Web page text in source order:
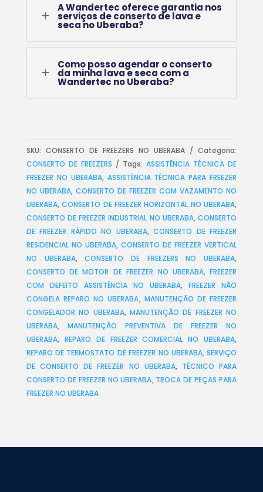
L
A Wandertec oferece garantia nos
serviços de conserto de lava e
seca no Uberaba?
L
Como posso agendar o conserto
da minha lava e seca com a
Wandertec no Uberaba?
SKU: CONSERTO DE FREEZERS NO UBERABA
Categoria:
CONSERTO DE FREEZERS
Tags:ASSISTÊNCIA TÉCNICA DE
FREEZER NO UBERABA, ASSISTÊNCIA TÉCNICA PARA FREEZER
NO UBERABA, CONSERTO DE FREEZER COM VAZAMENTO NO
UBERABA,CONSERTO DE FREEZER HORIZONTAL NO UBERABA,
CONSERTO DE FREEZER INDUSTRIAL NO UBERABA,CONSERTO
DE FREEZER RÁPIDO NO UBERABA,CONSERTO DE FREEZER
RESIDENCIAL NO UBERABA,CONSERTO DE FREEZER VERTICAL
NO UBERABA,CONSERTO DE FREEZERS NO UBERABA,
CONSERTO DE MOTOR DE FREEZER NO UBERABA,FREEZER
COM DEFEITO ASSISTÊNCIA NO UBERABA,FREEZER NÃO
CONGELA REPARO NO UBERABA, MANUTENÇÃO DE FREEZER
CONGELADOR NO UBERABA, MANUTENÇÃO DE FREEZER NO
UBERABA, MANUTENÇÃO PREVENTIVA DE FREEZER NO
UBERABA, REPARO DE FREEZER COMERCIAL NO UBERABA,
REPARO DE TERMOSTATO DE FREEZER NO UBERABA,SERVIÇO
DE CONSERTO DE FREEZER NO UBERABA, TÉCNICO PARA
CONSERTO DE FREEZER NO UBERABA, TROCA DE PEÇAS PARA
FREEZER NO UBERABA